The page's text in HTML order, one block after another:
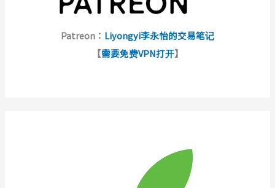
Patreon： Liyongyi李永怡的交易笔记
【需要免费VPN打开】